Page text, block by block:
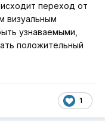
переход от
визуальным
узнаваемыми,
положительный
1